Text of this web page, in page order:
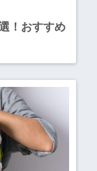
！おすすめ